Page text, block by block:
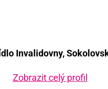
Invalidovny,
Zobrazit celý profil